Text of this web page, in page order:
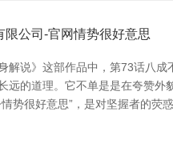
公司-官网情势很好意思
解说》这部作品中，第73话八
远的道理。它不单是是在夸赞
势很好意思”，是对坚握者的